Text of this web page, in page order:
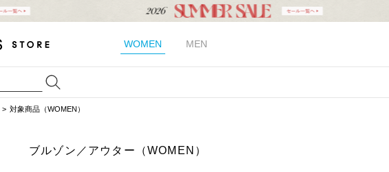
WOMEN MEN
対象商品（WOMEN）
ブルゾン／アウター（WOMEN）